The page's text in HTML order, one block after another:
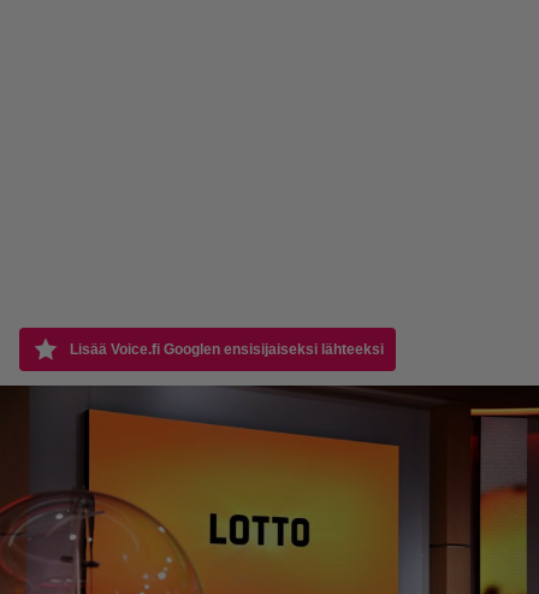
Lisää Voice.fi Googlen ensisijaiseksi lähteeksi